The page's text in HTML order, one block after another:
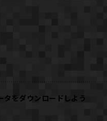
をダウンロードしよう